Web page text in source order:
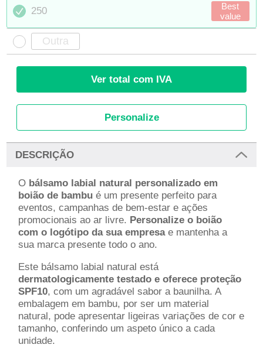
250
Best
value
Ver total com IVA
Personalize
DESCRIÇÃO
O bálsamo labial natural personalizado em
boião de bambu é um presente perfeito para
eventos, campanhas de bem-estar e ações
promocionais ao ar livre. Personalize o boião
com o logótipo da sua empresae mantenha a
sua marca presente todo o ano.
Este bálsamo labial natural está
dermatologicamente testado e oferece proteção
SPF10, com um agradável sabor a baunilha. A
embalagem em bambu, por ser um material
natural, pode apresentar ligeiras variações de cor e
tamanho, conferindo um aspeto único a cada
unidade.